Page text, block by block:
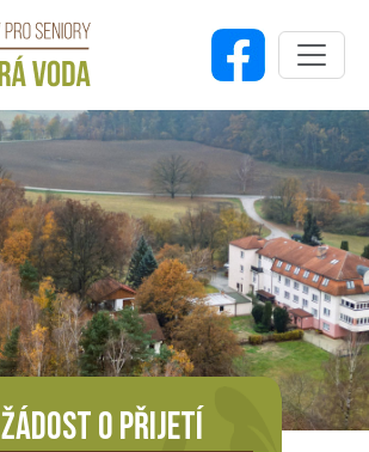
ŽÁDOST O PŘIJETÍ